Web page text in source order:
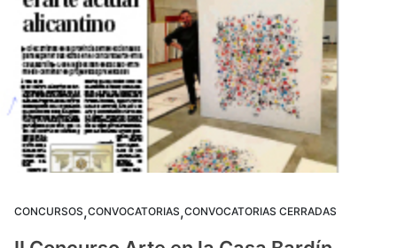
CONCURSOS,CONVOCATORIAS,CONVOCATORIAS CERRADAS